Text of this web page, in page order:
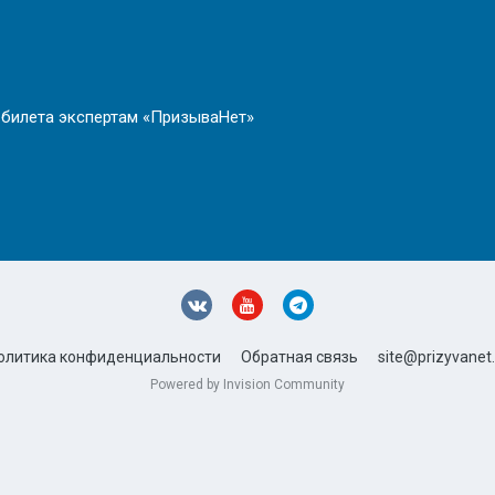
экспертам «ПризываНет»
конфиденциальности Обратная связь
Powered by Invision Community